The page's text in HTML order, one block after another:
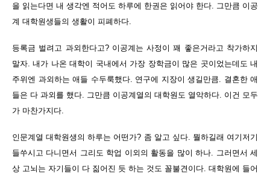
을 읽는다면 내 생각엔 적어도 하루에 한권은 읽어야 한다. 그만큼 이공
계 대학원생들의 생활이 피폐하다.
등록금 벌려고 과외한다고? 이공계는 사정이 꽤 좋은거라고 착가하지
말자. 내가 나온 대학이 국내에서 가장 장학금이 많은 곳이었는데도 내
주위엔 과외하는 애들 수두룩했다. 연구에 지장이 생길만큼. 결혼한 애
들은 다 과외를 했다. 그만큼 이공계열의 대학원도 열악하다. 이건 모두
가 마찬가지다.
인문계열 대학원생의 하루는 어떤가? 좀 알고 싶다. 뭘하길래 여기저기
들쑤시고 다니면서 그리도 학업 이외의 활동을 많이 하나. 그러면서 세
상 고뇌는 자기들이 다 짊어진 듯 하는 것도 꼴불견이다. 대학원에 들어